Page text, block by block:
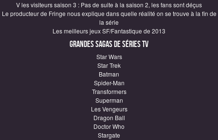
V les visiteurs saison 3 : Pas de suite à la saison 2, les fans sont déçus
Le producteur de Fringe nous explique dans quelle réalité on se trouve à la fin de
la série
Les meilleurs jeux SF/Fantastique de 2013
Grandes sagas de Séries TV
Star Wars
Star Trek
Batman
Spider-Man
Transformers
Superman
Les Vengeurs
Dragon Ball
Doctor Who
Stargate